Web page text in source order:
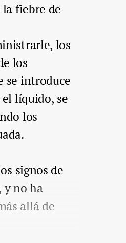
fiebre de
los
los
se introduce
líquido, se
los
signos de
y no ha
allá de